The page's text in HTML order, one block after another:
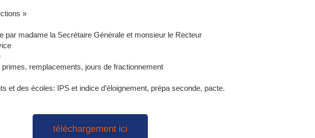
»
par madame la Secrétaire Générale et monsieur le Recteur
remplacements, jours de fractionnement
et des écoles: IPS et indice d’éloignement, prépa seconde, pacte.
téléchargement ici